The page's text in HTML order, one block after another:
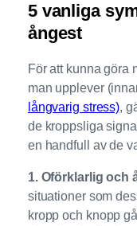
5 vanliga
ångest
För att kunna göra
man upplever
långvarig stress),
de kroppsliga
en handfull av de
1. Oförklarlig och
situationer som
kropp och knopp